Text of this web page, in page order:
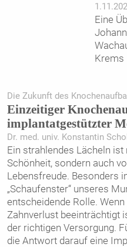
Eine
Krems
Die Zukunft des
Einzeitiger
implantatgestützter
Dr. med. univ. Konstantin
Ein strahlendes Lächeln
Schönheit, sondern auch
Lebensfreude. Besonders
„Schaufenster“ unseres
entscheidende Rolle.
Zahnverlust beeinträchtigt
der richtigen Versorgung.
die Antwort darauf eine